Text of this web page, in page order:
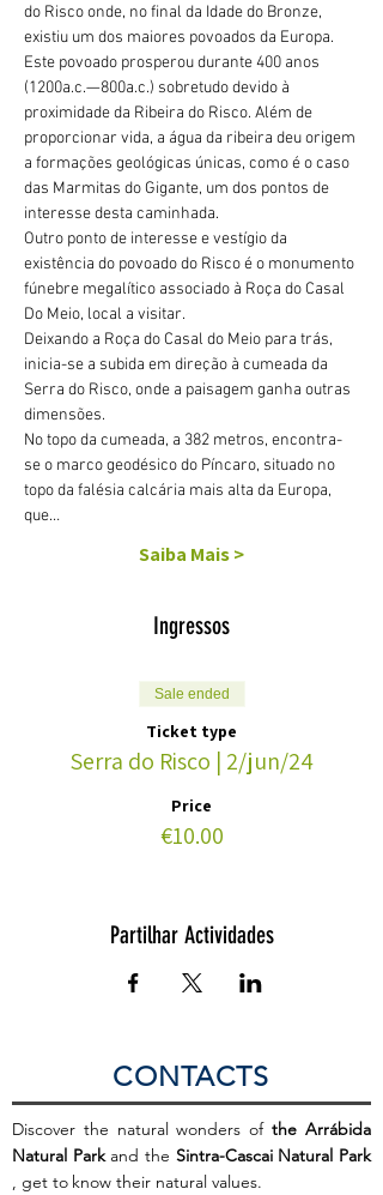
do Risco onde, no final da Idade do Bronze,
existiu um dos maiores povoados da Europa.
Este povoado prosperou durante 400 anos
(1200a.c.—800a.c.) sobretudo devido à
proximidade da Ribeira do Risco. Além de
proporcionar vida, a água da ribeira deu origem
a formações geológicas únicas, como é o caso
das Marmitas do Gigante, um dos pontos de
interesse desta caminhada.
Outro ponto de interesse e vestígio da
existência do povoado do Risco é o monumento
fúnebre megalítico associado à Roça do Casal
Do Meio, local a visitar.
Deixando a Roça do Casal do Meio para trás,
inicia-se a subida em direção à cumeada da
Serra do Risco, onde a paisagem ganha outras
dimensões.
No topo da cumeada, a 382 metros, encontra-
se o marco geodésico do Píncaro, situado no
topo da falésia calcária mais alta da Europa,
que…
Saiba Mais >
Ingressos
Sale ended
Ticket type
Serra do Risco | 2/jun/24
Price
€10.00
Partilhar Actividades
CONTACTS
Discover the natural wonders ofthe Arrábida
Natural Parkand the Sintra-Cascai Natural Park
, get to know their natural values.